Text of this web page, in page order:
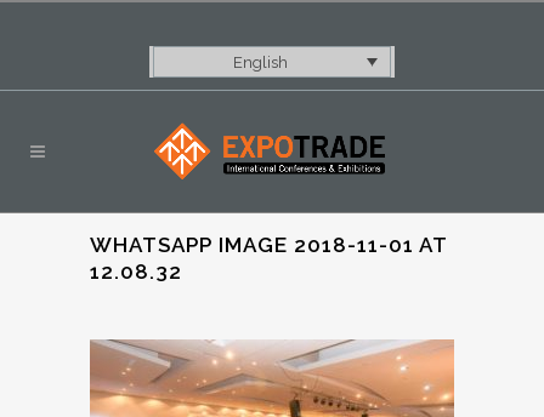
English
WHATSAPP IMAGE 2018-11-01 AT
12.08.32